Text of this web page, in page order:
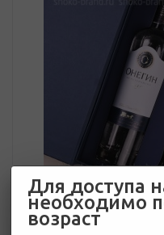
Для доступа
необходимо
возраст